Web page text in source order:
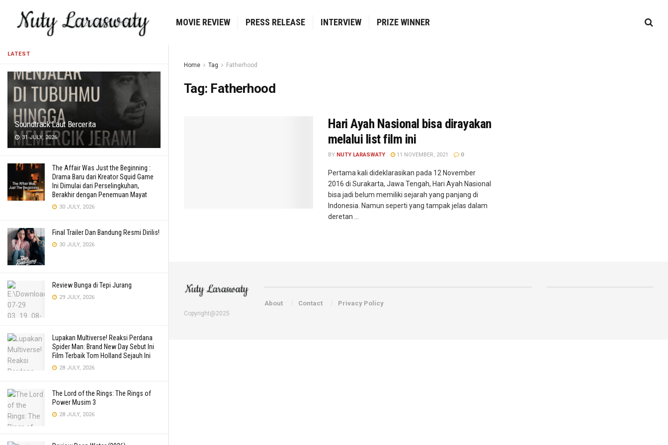
LATEST
Soundtrack Laut Bercerita
31 JULY, 2026
The Affair Was Just the Beginning :
Drama Baru dari Kreator Squid Game
Ini Dimulai dari Perselingkuhan,
Berakhir dengan Penemuan Mayat
30 JULY, 2026
Final Trailer Dan Bandung Resmi Dirilis!
30 JULY, 2026
Review Bunga di Tepi Jurang
29 JULY, 2026
Lupakan Multiverse! Reaksi Perdana
Spider Man: Brand New Day Sebut Ini
Film Terbaik Tom Holland Sejauh Ini
28 JULY, 2026
The Lord of the Rings: The Rings of
Power Musim 3
28 JULY, 2026
MOVIE REVIEW PRESS RELEASE INTERVIEW PRIZE WINNER
Home Tag Fatherhood
Tag: Fatherhood
Hari Ayah Nasional bisa dirayakan
melalui list film ini
BY NUTY LARASWATY 11 NOVEMBER, 2021 0
Pertama kali dideklarasikan pada 12 November
2016 di Surakarta, Jawa Tengah, Hari Ayah Nasional
bisa jadi belum memiliki sejarah yang panjang di
Indonesia. Namun seperti yang tampak jelas dalam
deretan ...
Copyright@2025
About Contact Privacy Policy